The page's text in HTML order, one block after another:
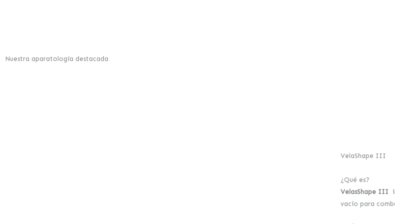
Nuestra aparatología destacada
VelaShape III
¿Qué es?
VelasShape III
vacío para